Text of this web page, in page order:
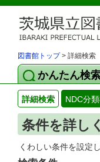
図書館トップ> 詳細検索
かんたん検
詳細検索 NDC分
条件を詳し
くわしい条件を設定